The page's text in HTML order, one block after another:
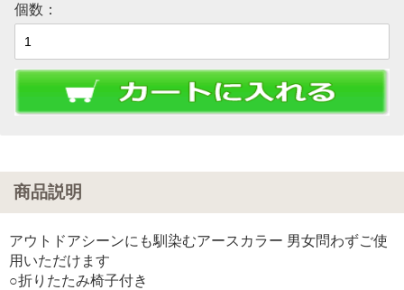
個数：
商品説明
アウトドアシーンにも馴染むアースカラー 男女問わずご使
用いただけます
○折りたたみ椅子付き